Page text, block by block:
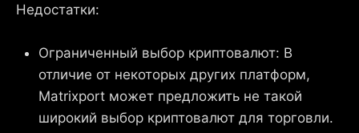
Недостатки:
Ограниченный выбор криптовалют: В
отличие от некоторых других платформ,
Matrixport может предложить не такой
широкий выбор криптовалют для торговли.